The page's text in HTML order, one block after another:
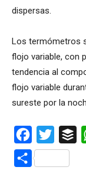
dispersas.
Los termómetros
flojo variable, con
tendencia al
flojo variable
sureste por la
Facebook
Twitter
Compartir